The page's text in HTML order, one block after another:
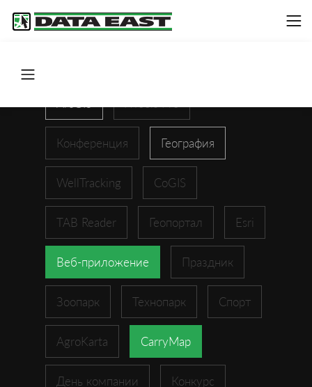
Конференция География
WellTracking CoGIS
TAB Reader Геопортал Esri
Веб-приложение Праздник
Зоопарк Технопарк Спорт
AgroKarta CarryMap
День компании Конкурс